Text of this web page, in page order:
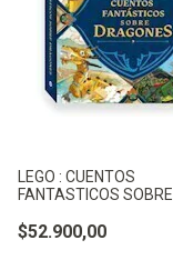
LEGO : CUENTOS
FANTASTICOS SOBRE
$52.900,00